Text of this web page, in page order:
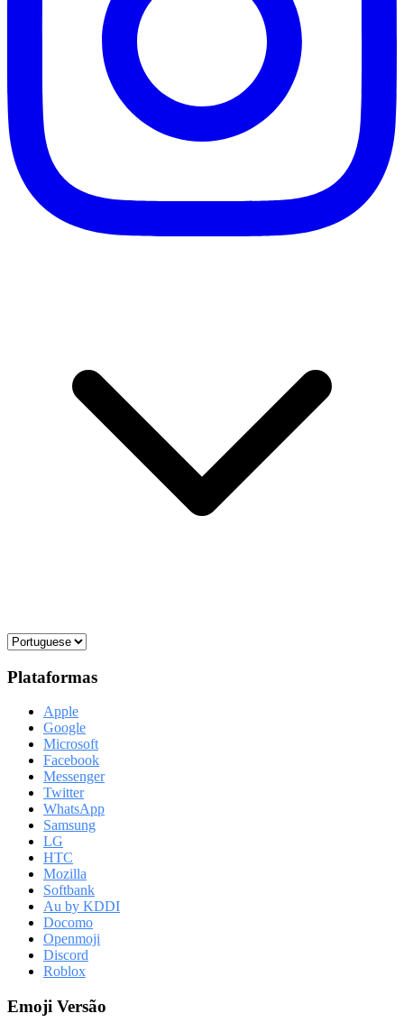
Plataformas
Apple
Google
Microsoft
Facebook
Messenger
Twitter
WhatsApp
Samsung
LG
HTC
Mozilla
Softbank
Au by KDDI
Docomo
Openmoji
Discord
Roblox
Emoji Versão